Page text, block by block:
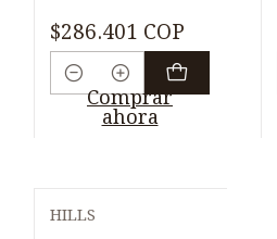
$286.401 COP
Cantidad
Comprar
ahora
HILLS